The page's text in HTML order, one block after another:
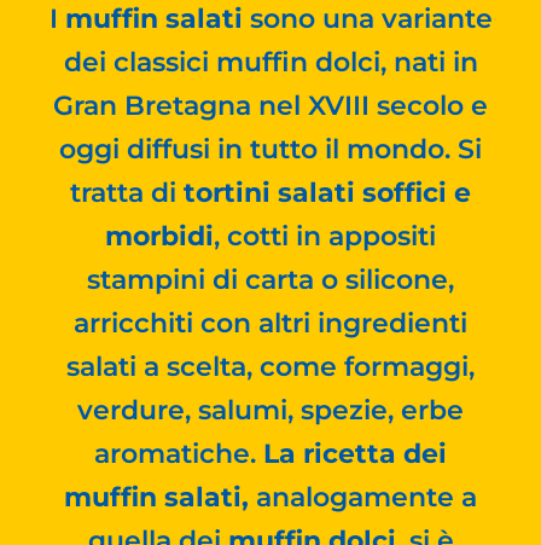
I muffin salati sono una variante
dei classici muffin dolci, nati in
Gran Bretagna nel XVIII secolo e
oggi diffusi in tutto il mondo. Si
tratta di tortini salati soffici e
morbidi, cotti in appositi
stampini di carta o silicone,
arricchiti con altri ingredienti
salati a scelta, come formaggi,
verdure, salumi, spezie, erbe
aromatiche. La ricetta dei
muffin salati, analogamente a